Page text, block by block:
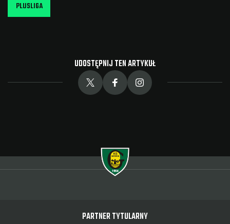
PLUSLIGA
UDOSTĘPNIJ TEN ARTYKUŁ
PARTNER TYTULARNY